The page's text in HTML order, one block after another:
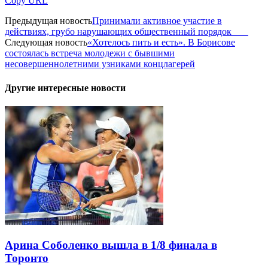
Предыдущая новостьПринимали активное участие в
действиях, грубо нарушающих общественный порядок
Следующая новость«Хотелось пить и есть». В Борисове
состоялась встреча молодежи с бывшими
несовершеннолетними узниками концлагерей
Другие интересные новости
Арина Соболенко вышла в 1/8 финала в
Торонто